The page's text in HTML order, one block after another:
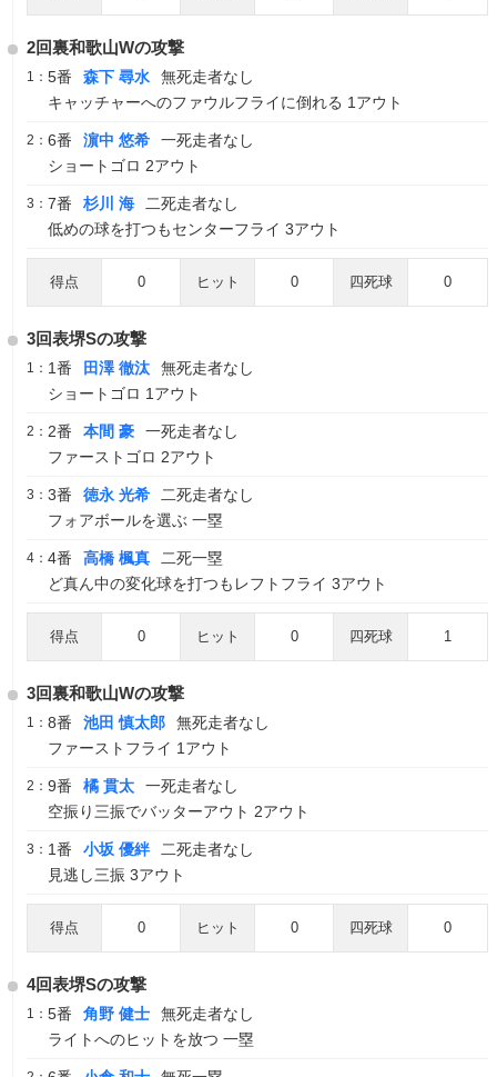
2回裏和歌山Wの攻撃
1： 5番 森下 尋水
無死走者なし
キャッチャーへのファウルフライに倒れる 1アウト
2： 6番 濵中 悠希
一死走者なし
ショートゴロ 2アウト
3： 7番 杉川 海
二死走者なし
低めの球を打つもセンターフライ 3アウト
得点 0 ヒット 0 四死球 0
3回表堺Sの攻撃
1： 1番 田澤 徹汰
無死走者なし
ショートゴロ 1アウト
2： 2番 本間 豪
一死走者なし
ファーストゴロ 2アウト
3： 3番 徳永 光希
二死走者なし
フォアボールを選ぶ 一塁
4： 4番 高橋 楓真
二死一塁
ど真ん中の変化球を打つもレフトフライ 3アウト
得点 0 ヒット 0 四死球 1
3回裏和歌山Wの攻撃
1： 8番 池田 慎太郎
無死走者なし
ファーストフライ 1アウト
2： 9番 橘 貫太
一死走者なし
空振り三振でバッターアウト 2アウト
3： 1番 小坂 優絆
二死走者なし
見逃し三振 3アウト
得点 0 ヒット 0 四死球 0
4回表堺Sの攻撃
1： 5番 角野 健士
無死走者なし
ライトへのヒットを放つ 一塁